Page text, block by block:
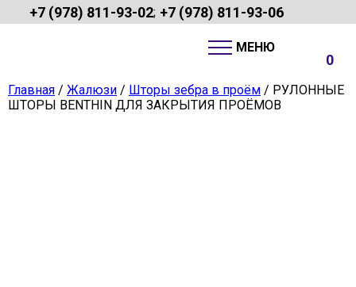
+7 (978) 811-93-02; +7 (978) 811-93-06
0
Главная / Жалюзи / Шторы зебра в проём / РУЛОННЫЕ
ШТОРЫ BENTHIN ДЛЯ ЗАКРЫТИЯ ПРОЁМОВ